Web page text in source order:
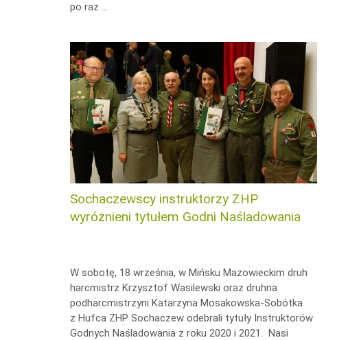
po raz …
Sochaczewscy instruktorzy ZHP
wyróżnieni tytułem Godni Naśladowania
W sobotę, 18 września, w Mińsku Mazowieckim druh
harcmistrz Krzysztof Wasilewski oraz druhna
podharcmistrzyni Katarzyna Mosakowska-Sobótka
z Hufca ZHP Sochaczew odebrali tytuły Instruktorów
Godnych Naśladowania z roku 2020 i 2021. Nasi